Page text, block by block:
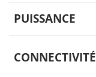
PUISSANCE
CONNECTIVITÉ